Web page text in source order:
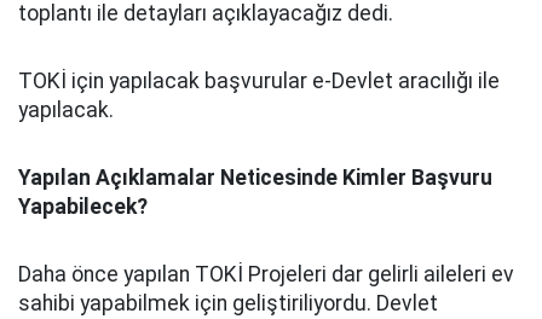
toplantı ile detayları açıklayacağız dedi.
TOKİ için yapılacak başvurular e-Devlet aracılığı ile
yapılacak.
Yapılan Açıklamalar Neticesinde Kimler Başvuru
Yapabilecek?
Daha önce yapılan TOKİ Projeleri dar gelirli aileleri ev
sahibi yapabilmek için geliştiriliyordu. Devlet